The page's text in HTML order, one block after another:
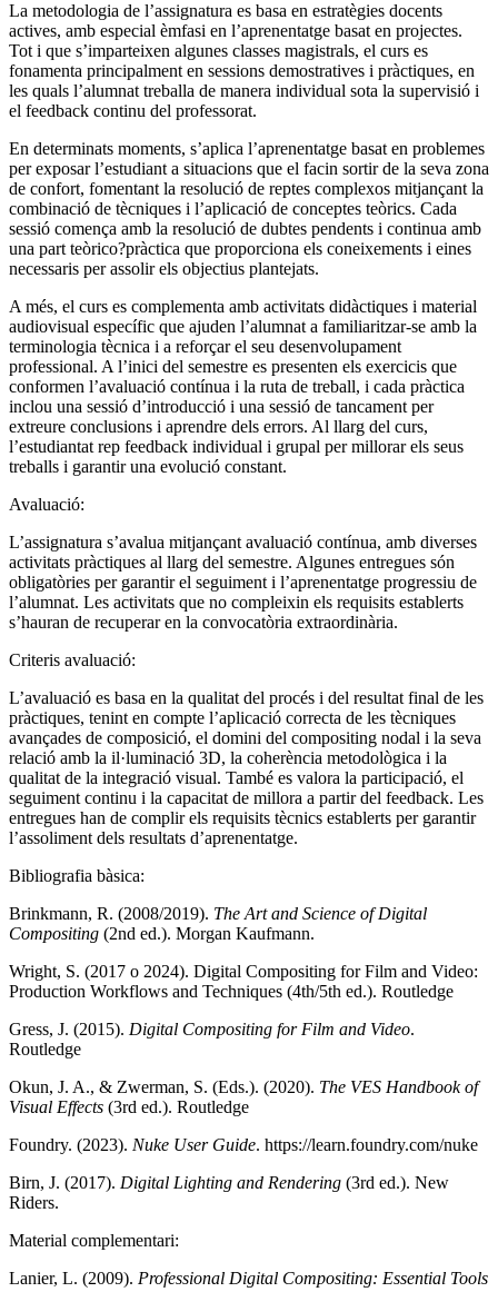
La metodologia de l’assignatura es basa en estratègies docents
actives, amb especial èmfasi en l’aprenentatge basat en projectes.
Tot i que s’imparteixen algunes classes magistrals, el curs es
fonamenta principalment en sessions demostratives i pràctiques, en
les quals l’alumnat treballa de manera individual sota la supervisió i
el feedback continu del professorat.
En determinats moments, s’aplica l’aprenentatge basat en problemes
per exposar l’estudiant a situacions que el facin sortir de la seva zona
de confort, fomentant la resolució de reptes complexos mitjançant la
combinació de tècniques i l’aplicació de conceptes teòrics. Cada
sessió comença amb la resolució de dubtes pendents i continua amb
una part teòrico?pràctica que proporciona els coneixements i eines
necessaris per assolir els objectius plantejats.
A més, el curs es complementa amb activitats didàctiques i material
audiovisual específic que ajuden l’alumnat a familiaritzar-se amb la
terminologia tècnica i a reforçar el seu desenvolupament
professional. A l’inici del semestre es presenten els exercicis que
conformen l’avaluació contínua i la ruta de treball, i cada pràctica
inclou una sessió d’introducció i una sessió de tancament per
extreure conclusions i aprendre dels errors. Al llarg del curs,
l’estudiantat rep feedback individual i grupal per millorar els seus
treballs i garantir una evolució constant.
Avaluació:
L’assignatura s’avalua mitjançant avaluació contínua, amb diverses
activitats pràctiques al llarg del semestre. Algunes entregues són
obligatòries per garantir el seguiment i l’aprenentatge progressiu de
l’alumnat. Les activitats que no compleixin els requisits establerts
s’hauran de recuperar en la convocatòria extraordinària.
Criteris avaluació:
L’avaluació es basa en la qualitat del procés i del resultat final de les
pràctiques, tenint en compte l’aplicació correcta de les tècniques
avançades de composició, el domini del compositing nodal i la seva
relació amb la il·luminació 3D, la coherència metodològica i la
qualitat de la integració visual. També es valora la participació, el
seguiment continu i la capacitat de millora a partir del feedback. Les
entregues han de complir els requisits tècnics establerts per garantir
l’assoliment dels resultats d’aprenentatge.
Bibliografia bàsica:
Brinkmann, R. (2008/2019). The Art and Science of Digital
Compositing (2nd ed.). Morgan Kaufmann.
Wright, S. (2017 o 2024). Digital Compositing for Film and Video:
Production Workflows and Techniques (4th/5th ed.). Routledge
Gress, J. (2015). Digital Compositing for Film and Video.
Routledge
Okun, J. A., & Zwerman, S. (Eds.). (2020). The VES Handbook of
Visual Effects (3rd ed.). Routledge
Foundry. (2023). Nuke User Guide. https://learn.foundry.com/nuke
Birn, J. (2017). Digital Lighting and Rendering (3rd ed.). New
Riders.
Material complementari:
Lanier, L. (2009). Professional Digital Compositing: Essential Tools